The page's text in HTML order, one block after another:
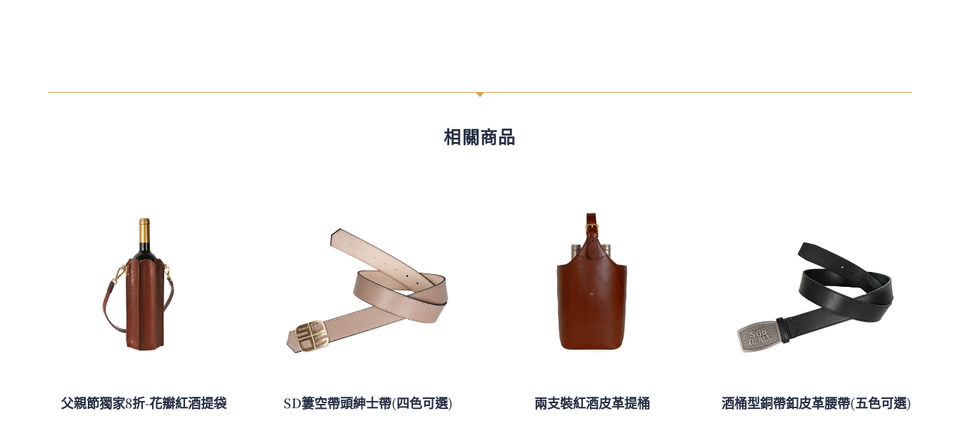
C
相關商品
父親節獨家8折-花瓣紅酒提袋 SD簍空帶頭紳士帶(四色可選) 兩支裝紅酒皮革提桶 酒桶型銅帶釦皮革腰帶(五色可選)